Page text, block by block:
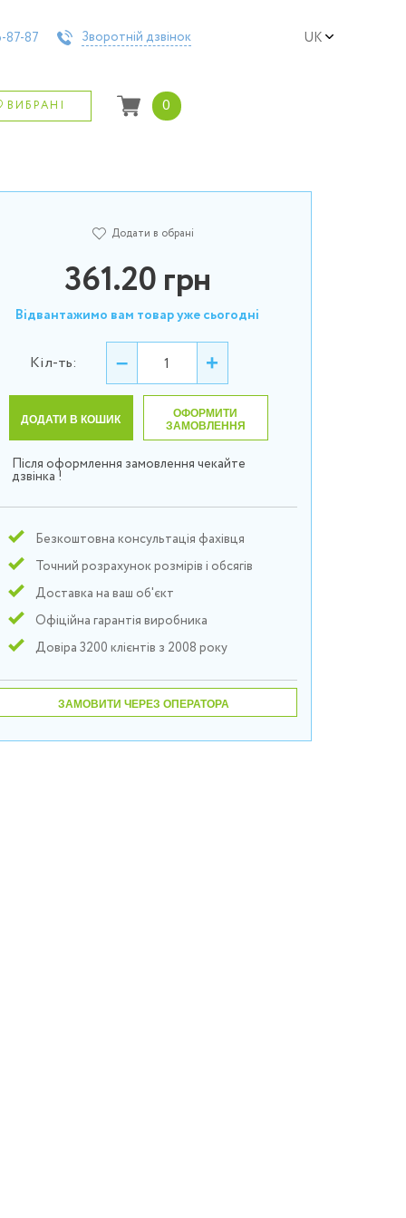
87-87 Зворотній дзвінок UK
ВИБРАНІ 0
Додати в обрані
361.20грн
Відвантажимо вам товар уже сьогодні
Кіл-ть: – +
ДОДАТИ В КОШИК
ОФОРМИТИ
ЗАМОВЛЕННЯ
Після оформлення замовлення чекайте
дзвінка !
Безкоштовна консультація фахівця
Точний розрахунок розмірів і обсягів
Доставка на ваш об'єкт
Офіційна гарантія виробника
Довіра 3200 клієнтів з 2008 року
ЗАМОВИТИ ЧЕРЕЗ ОПЕРАТОРА